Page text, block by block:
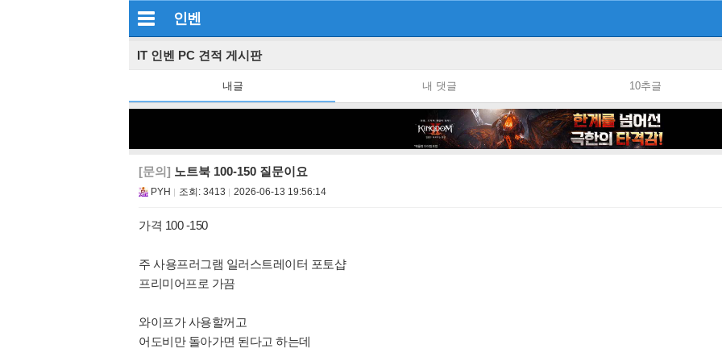
인벤
IT 인벤 PC 견적 게시판
내글 내 댓글 10추글
[문의] 노트북 100-150 질문이요
PYH 조회: 3413 2026-06-13 19:56:14
가격 100 -150
주 사용프러그램 일러스트레이터 포토샵
프리미어프로 가끔
와이프가 사용할꺼고
어도비만 돌아가면 된다고 하는데